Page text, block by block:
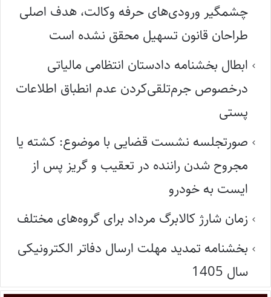
چشمگیر ورودی‌های حرفه وکالت، هدف اصلی
طراحان قانون تسهیل محقق نشده است
ابطال بخشنامه دادستان انتظامی مالیاتی
درخصوص جرم‌تلقی‌کردن عدم انطباق اطلاعات
پستی
صورتجلسه نشست قضایی با موضوع: کشته یا
مجروح شدن راننده در تعقیب و گریز پس از
ایست به خودرو
زمان شارژ کالابرگ مرداد برای گروه‌های مختلف
بخشنامه تمدید مهلت ارسال دفاتر الکترونیکی
سال 1405